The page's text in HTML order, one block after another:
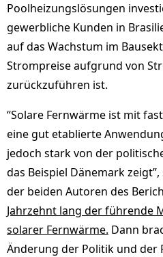
Poolheizungslösungen
gewerbliche Kunden in
auf das Wachstum im
Strompreise aufgrund von
zurückzuführen ist.
“Solare Fernwärme ist mit
eine gut etablierte
jedoch stark von der
das Beispiel Dänemark
der beiden Autoren des
Jahrzehnt lang der führende
solarer Fernwärme. Dann
Änderung der Politik und der